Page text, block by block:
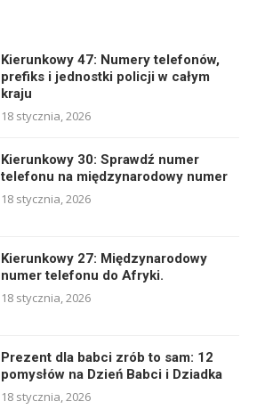
Kierunkowy 47: Numery telefonów,
prefiks i jednostki policji w całym
kraju
18 stycznia, 2026
Kierunkowy 30: Sprawdź numer
telefonu na międzynarodowy numer
18 stycznia, 2026
Kierunkowy 27: Międzynarodowy
numer telefonu do Afryki.
18 stycznia, 2026
Prezent dla babci zrób to sam: 12
pomysłów na Dzień Babci i Dziadka
18 stycznia, 2026